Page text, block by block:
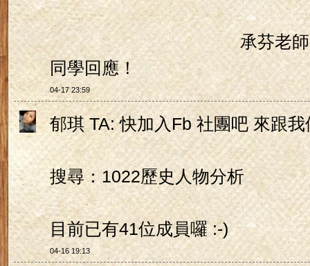
承芬老師的疑惑，
同學回應！
04-17 23:59
郁琪 TA: 快加入Fb 社團吧 來跟
搜尋：1022歷史人物分析
目前已有41位成員囉 :-)
04-16 19:13